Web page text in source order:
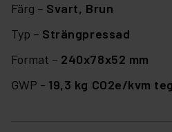
Färg – Svart, Brun
Typ – Strängpressad
Format – 240x78x52 mm
GWP - 19,3 kg CO2e/kvm